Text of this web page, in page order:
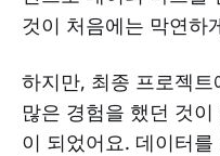
것이 처음에는 막연하
하지만, 최종 프로젝
많은 경험을 했던 것
이 되었어요. 데이터